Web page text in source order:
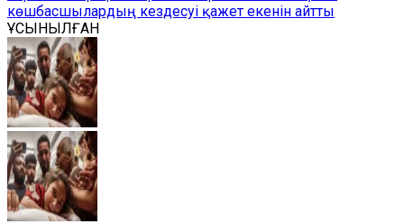
көшбасшылардың кездесуі қажет екенін айтты
ҰСЫНЫЛҒАН